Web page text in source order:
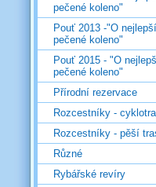
pečené koleno"
Pouť 2013 -"O nejlepší
pečené koleno"
Pouť 2015 - "O
pečené koleno"
Přírodní rezervace
Rozcestníky -
Rozcestníky - pěší
Různé
Rybářské revíry